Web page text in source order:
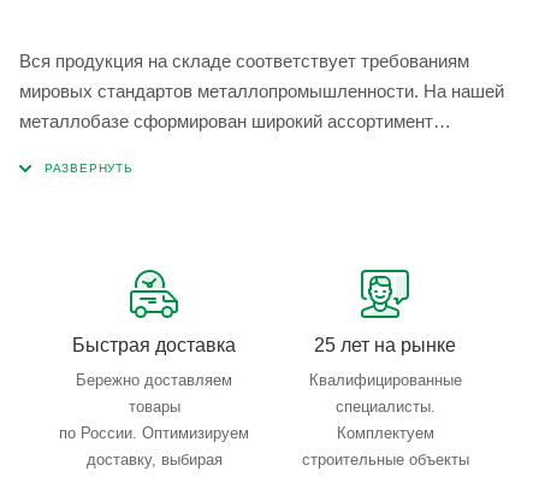
Вся продукция на складе соответствует требованиям
мировых стандартов металлопромышленности. На нашей
металлобазе сформирован широкий ассортимент
Быстрая доставка
Бережно доставляем
товары
по России. Оптимизируем
доставку, выбирая
25 лет на рынке
Квалифицированные
специалисты.
Комплектуем
строительные объекты